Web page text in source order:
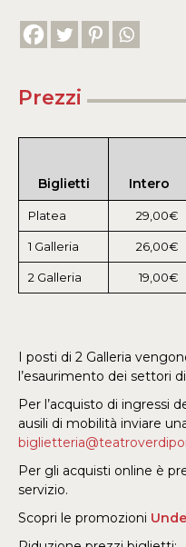
Prezzi
Biglietti Intero
Platea 29,00€
1 Galleria 26,00€
2 Galleria 19,00€
I posti di 2 Galleria
l’esaurimento dei settori
Per l’acquisto di ingressi
ausili di mobilità inviare
Per gli acquisti online è
servizio.
Scopri le promozioni